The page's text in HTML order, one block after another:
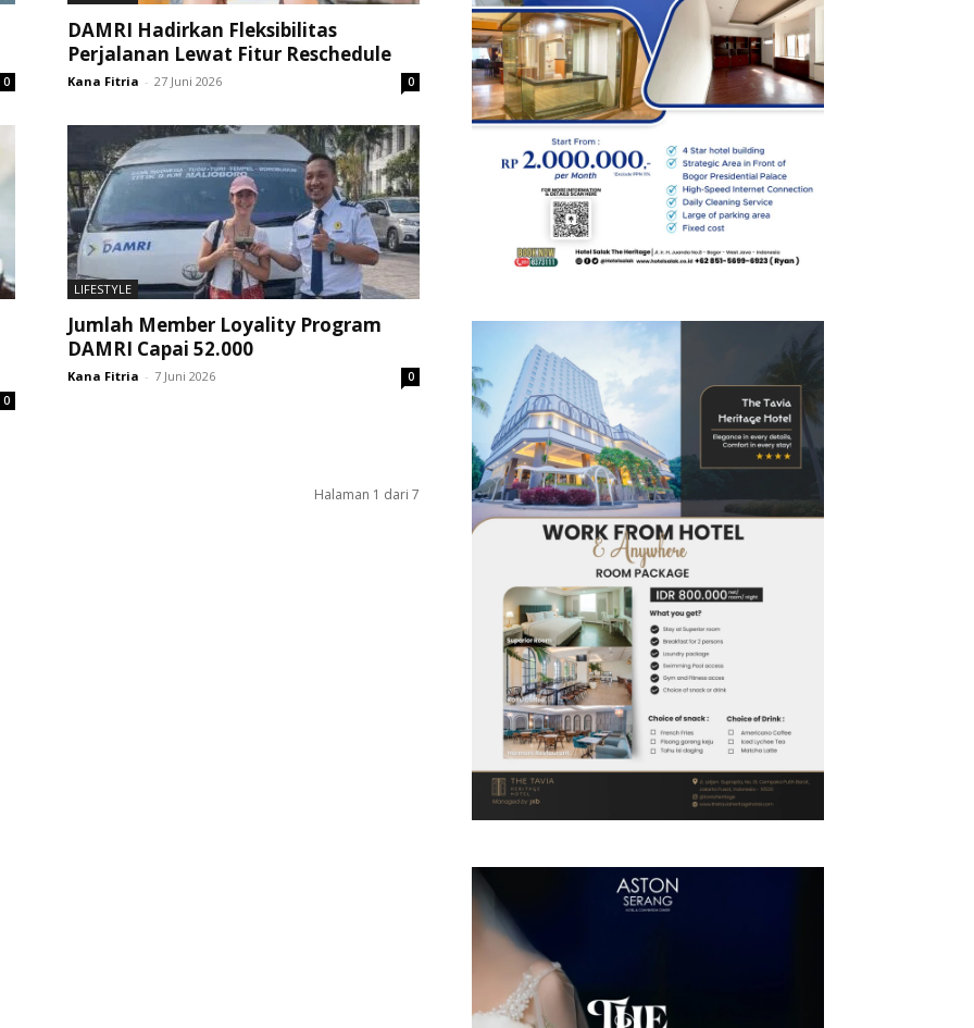
0
DAMRI Hadirkan Fleksibilitas
Perjalanan Lewat Fitur Reschedule
Kana Fitria - 27 Juni 2026 0
0
LIFESTYLE
Jumlah Member Loyality Program
DAMRI Capai 52.000
Kana Fitria - 7 Juni 2026 0
Halaman 1 dari 7